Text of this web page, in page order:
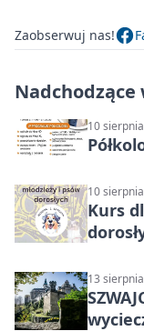
Zaobserwuj nas!
10
10
Kurs
13